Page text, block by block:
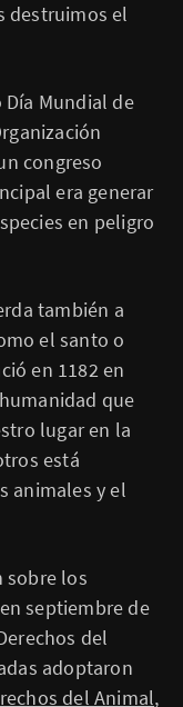
destruimos el
Día Mundial de
congreso
era generar
en peligro
también a
el santo o
en 1182 en
que
lugar en la
está
animales y el
sobre los
septiembre de
del
adoptaron
del Animal,